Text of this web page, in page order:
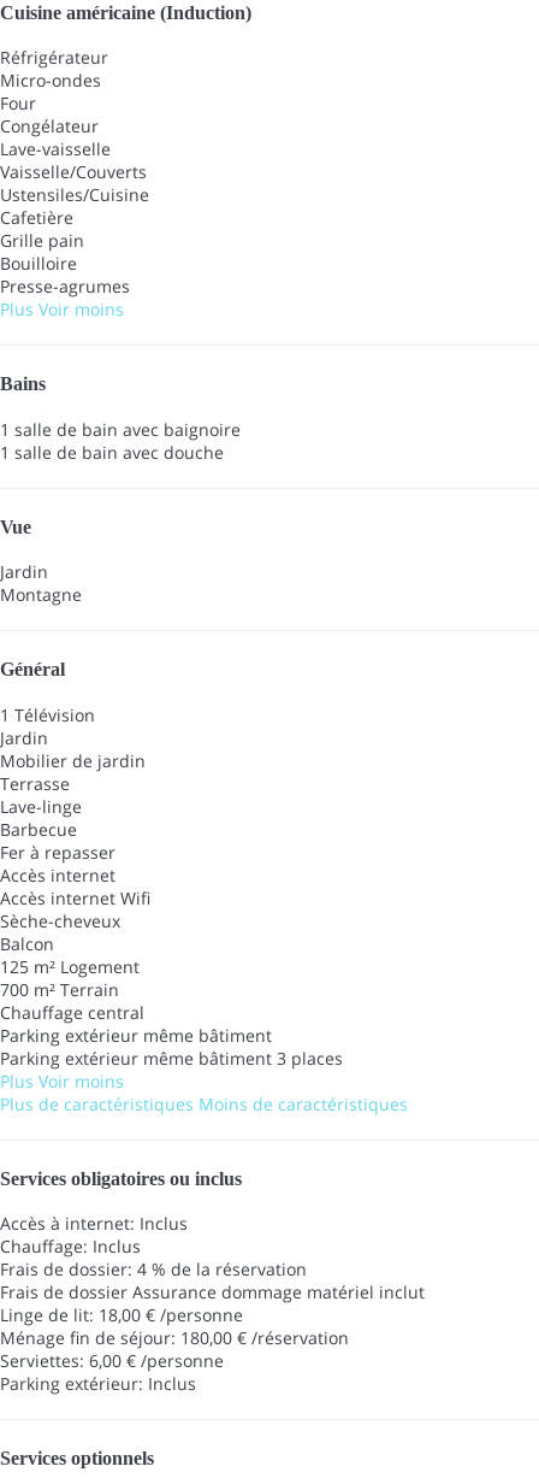
Cuisine américaine (Induction)
Réfrigérateur
Micro-ondes
Four
Congélateur
Lave-vaisselle
Vaisselle/Couverts
Ustensiles/Cuisine
Cafetière
Grille pain
Bouilloire
Presse-agrumes
Plus Voir moins
Bains
1 salle de bain avec baignoire
1 salle de bain avec douche
Vue
Jardin
Montagne
Général
1 Télévision
Jardin
Mobilier de jardin
Terrasse
Lave-linge
Barbecue
Fer à repasser
Accès internet
Accès internet Wifi
Sèche-cheveux
Balcon
125 m² Logement
700 m² Terrain
Chauffage central
Parking extérieur même bâtiment
Parking extérieur même bâtiment 3 places
Plus Voir moins
Plus de caractéristiques Moins de caractéristiques
Services obligatoires ou inclus
Accès à internet: Inclus
Chauffage: Inclus
Frais de dossier: 4 % de la réservation
Frais de dossier Assurance dommage matériel inclut
Linge de lit: 18,00 € /personne
Ménage fin de séjour: 180,00 € /réservation
Serviettes: 6,00 € /personne
Parking extérieur: Inclus
Services optionnels